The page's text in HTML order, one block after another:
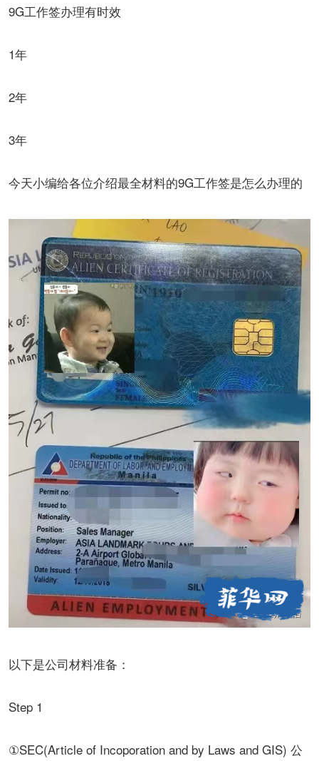
9G工作签办理有时效
1年
2年
3年
今天小编给各位介绍最全材料的9G工作签是怎么办理的
以下是公司材料准备：
Step 1
①SEC(Article of Incoporation and by Laws and GIS) 公